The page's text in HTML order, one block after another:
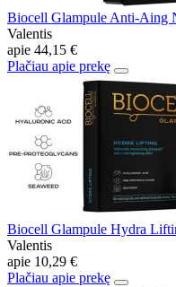
Biocell Glampule Anti-Aing
Valentis
apie 44,15 €
Plačiau apie prekę
Biocell Glampule Hydra
Valentis
apie 10,29 €
Plačiau apie prekę